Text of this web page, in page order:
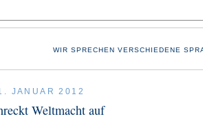
WIR SPRECHEN VERSCHIEDENE
JANUAR 2012
Weltmacht auf